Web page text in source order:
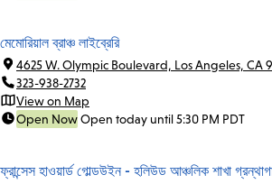
মেমোরিয়াল ব্রাঞ্চ লাইব্রেরি
4625 W. Olympic Boulevard, Los Angeles, CA
323-938-2732
View on Map
Open NowOpen today until 5:30 PM PDT
ফ্রান্সেস হাওয়ার্ড গোল্ডউইন - হলিউড আঞ্চলিক শাখা